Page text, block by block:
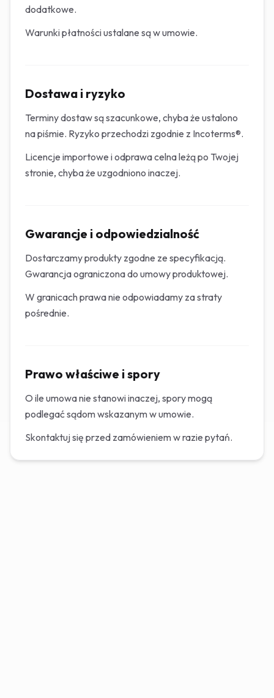
dodatkowe.
Warunki płatności ustalane są w umowie.
Dostawa i ryzyko
Terminy dostaw są szacunkowe, chyba że ustalono
na piśmie. Ryzyko przechodzi zgodnie z Incoterms®.
Licencje importowe i odprawa celna leżą po Twojej
stronie, chyba że uzgodniono inaczej.
Gwarancje i odpowiedzialność
Dostarczamy produkty zgodne ze specyfikacją.
Gwarancja ograniczona do umowy produktowej.
W granicach prawa nie odpowiadamy za straty
pośrednie.
Prawo właściwe i spory
O ile umowa nie stanowi inaczej, spory mogą
podlegać sądom wskazanym w umowie.
Skontaktuj się przed zamówieniem w razie pytań.